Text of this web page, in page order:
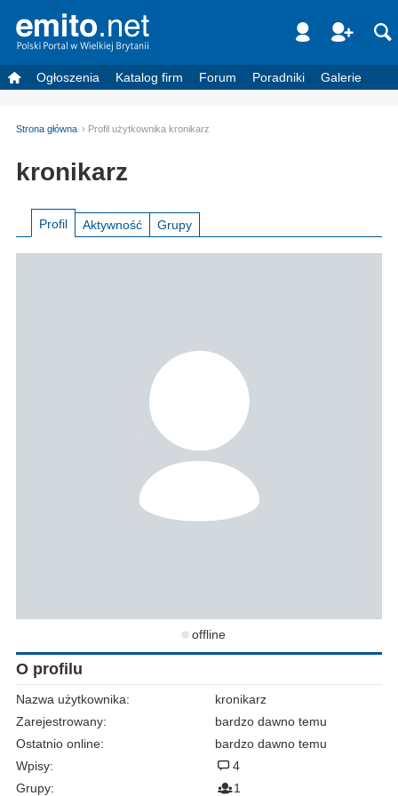
Ogłoszenia Katalog firm Forum Poradniki Galerie
Strona główna Profil użytkownika kronikarz
kronikarz
Profil Aktywność Grupy
offline
O profilu
Nazwa użytkownika:
kronikarz
Zarejestrowany:
bardzo dawno temu
Ostatnio online:
bardzo dawno temu
Wpisy:
4
Grupy:
1